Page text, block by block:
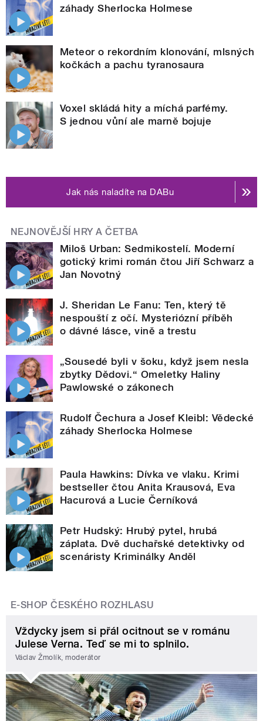
záhady Sherlocka Holmese
Meteor o rekordním klonování, mlsných
kočkách a pachu tyranosaura
Voxel skládá hity a míchá parfémy.
S jednou vůní ale marně bojuje
Jak nás naladíte na DABu
NEJNOVĚJŠÍ HRY A ČETBA
Miloš Urban: Sedmikostelí. Moderní
gotický krimi román čtou Jiří Schwarz a
Jan Novotný
J. Sheridan Le Fanu: Ten, který tě
nespouští z očí. Mysteriózní příběh
o dávné lásce, vině a trestu
„Sousedé byli v šoku, když jsem nesla
zbytky Dědovi.“ Omeletky Haliny
Pawlowské o zákonech
Rudolf Čechura a Josef Kleibl: Vědecké
záhady Sherlocka Holmese
Paula Hawkins: Dívka ve vlaku. Krimi
bestseller čtou Anita Krausová, Eva
Hacurová a Lucie Černíková
Petr Hudský: Hrubý pytel, hrubá
záplata. Dvě duchařské detektivky od
scenáristy Kriminálky Anděl
E-SHOP ČESKÉHO ROZHLASU
Vždycky jsem si přál ocitnout se v románu
Julese Verna. Teď se mi to splnilo.
Václav Žmolík, moderátor